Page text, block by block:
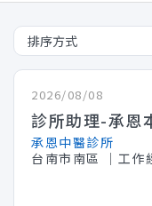
2026/08/08
診所助理-承恩
承恩中醫診所
台南市南區
│工作